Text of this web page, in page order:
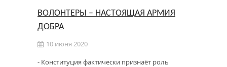
ВОЛОНТЕРЫ – НАСТОЯЩАЯ АРМИЯ
ДОБРА
10 июня 2020
- Конституция фактически признаёт роль